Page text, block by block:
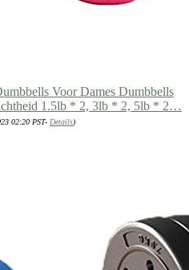
Voor Dames Dumbbells
1.5lb * 2, 3lb * 2, 5lb * 2…
02:20 PST- Details)